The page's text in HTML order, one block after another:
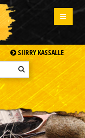
SIIRRY KASSALLE